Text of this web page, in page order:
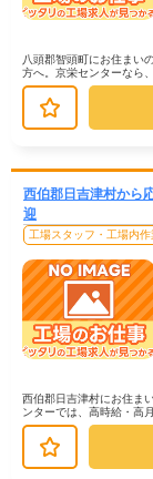
八頭郡智頭町にお住まい
方へ。京栄センターなら
あるの？」→ 製造・組立
西伯郡日吉津村から
迎
工場スタッフ・工場内作
西伯郡日吉津村にお住ま
ンターでは、高時給・高
の一例】◇ 製造ラインで